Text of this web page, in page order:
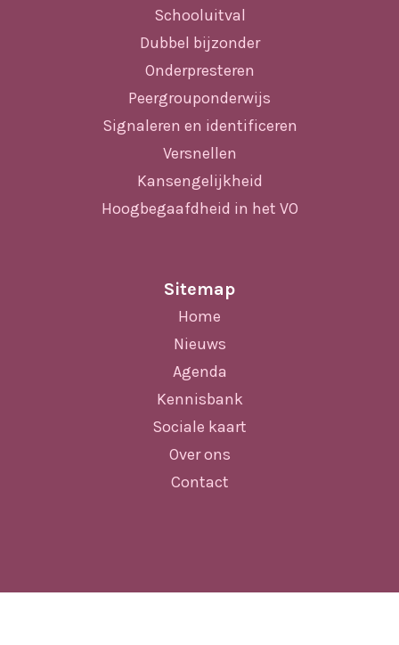
Schooluitval
Dubbel bijzonder
Onderpresteren
Peergrouponderwijs
Signaleren en identificeren
Versnellen
Kansengelijkheid
Hoogbegaafdheid in het VO
Sitemap
Home
Nieuws
Agenda
Kennisbank
Sociale kaart
Over ons
Contact